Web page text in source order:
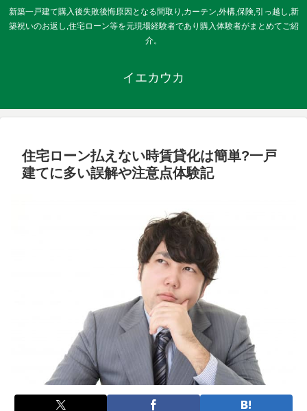
新築一戸建て購入後失敗後悔原因となる間取り,カーテン,外構,保険,引っ越し,新
築祝いのお返し,住宅ローン等を元現場経験者であり購入体験者がまとめてご紹
介。
イエカウカ
住宅ローン払えない時賃貸化は簡単?一戸
建てに多い誤解や注意点体験記